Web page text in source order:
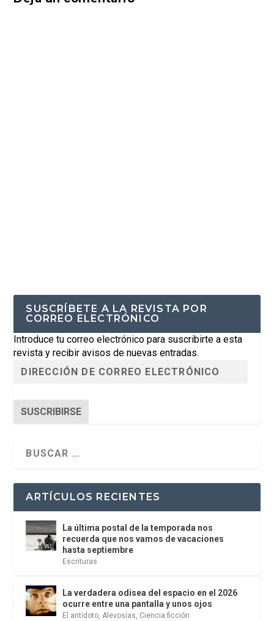
SUSCRÍBETE A LA REVISTA POR
CORREO ELECTRÓNICO
Introduce tu correo electrónico para suscribirte a esta
revista y recibir avisos de nuevas entradas.
SUSCRIBIRSE
ARTÍCULOS RECIENTES
La última postal de la temporada nos
recuerda que nos vamos de vacaciones
hasta septiembre
Escrituras
La verdadera odisea del espacio en el 2026
ocurre entre una pantalla y unos ojos
El antídoto,Alevosías, Ciencia ficción